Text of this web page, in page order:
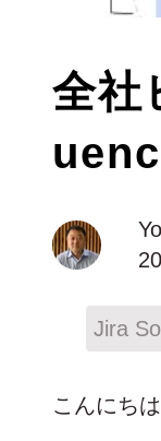
全社
Jira
こんにち